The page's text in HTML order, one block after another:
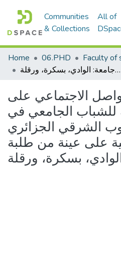
Communities
& Collections
All of
Home 06.PHD
تأثير مواقع التواصل الاجتماعي على القيم الاجتماعية للشباب الجامعي في ولايات الجنوب الشرقي الجزائري دراسة مسحية على عينة من طلبة جامعة: الوادي، بسكرة، ورقلة
الاجتماعي على
للشباب الجامعي في
الشرقي الجزائري
على عينة من طلبة
بسكرة، ورقلة